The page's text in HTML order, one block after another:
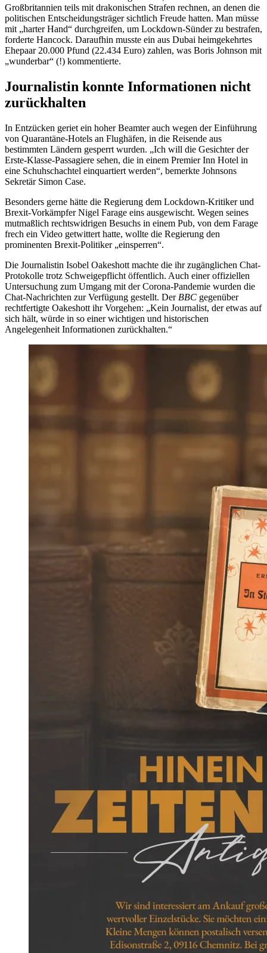
Großbritannien teils mit drakonischen Strafen rechnen, an denen die
politischen Entscheidungsträger sichtlich Freude hatten. Man müsse
mit „harter Hand“ durchgreifen, um Lockdown-Sünder zu bestrafen,
forderte Hancock. Daraufhin musste ein aus Dubai heimgekehrtes
Ehepaar 20.000 Pfund (22.434 Euro) zahlen, was Boris Johnson mit
„wunderbar“ (!) kommentierte.
Journalistin konnte Informationen nicht
zurückhalten
In Entzücken geriet ein hoher Beamter auch wegen der Einführung
von Quarantäne-Hotels an Flughäfen, in die Reisende aus
bestimmten Ländern gesperrt wurden. „Ich will die Gesichter der
Erste-Klasse-Passagiere sehen, die in einem Premier Inn Hotel in
eine Schuhschachtel einquartiert werden“, bemerkte Johnsons
Sekretär Simon Case.
Besonders gerne hätte die Regierung dem Lockdown-Kritiker und
Brexit-Vorkämpfer Nigel Farage eins ausgewischt. Wegen seines
mutmaßlich rechtswidrigen Besuchs in einem Pub, von dem Farage
frech ein Video getwittert hatte, wollte die Regierung den
prominenten Brexit-Politiker „einsperren“.
Die Journalistin Isobel Oakeshott machte die ihr zugänglichen Chat-
Protokolle trotz Schweigepflicht öffentlich. Auch einer offiziellen
Untersuchung zum Umgang mit der Corona-Pandemie wurden die
Chat-Nachrichten zur Verfügung gestellt. Der BBC gegenüber
rechtfertigte Oakeshott ihr Vorgehen: „Kein Journalist, der etwas auf
sich hält, würde in so einer wichtigen und historischen
Angelegenheit Informationen zurückhalten.“